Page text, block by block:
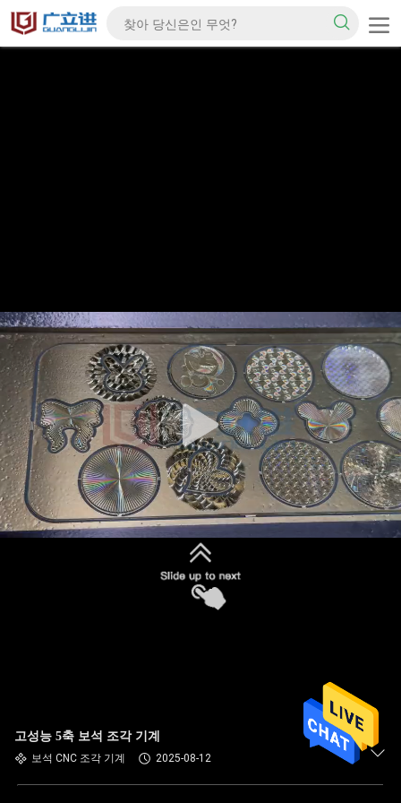
고성능 5축 보석 조각 기계
보석 CNC 조각 기계 2025-08-12